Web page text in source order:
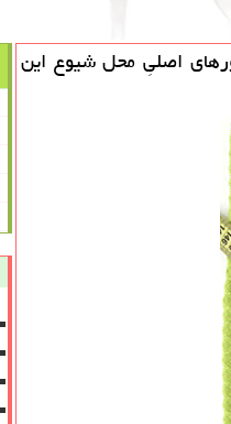
اصلیِ محل شیوع این